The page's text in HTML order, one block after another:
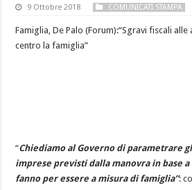
9 Ottobre 2018 COMUNICATI STAMPA
Famiglia, De Palo (Forum):“Sgravi fiscali
centro la famiglia”
“Chiediamo al Governo di parametrare
imprese previsti dalla manovra in base
fanno per essere a misura di famiglia”: